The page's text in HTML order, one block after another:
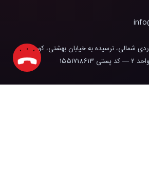
شمالی، نرسیده به خیابان بهشتی، کوچه